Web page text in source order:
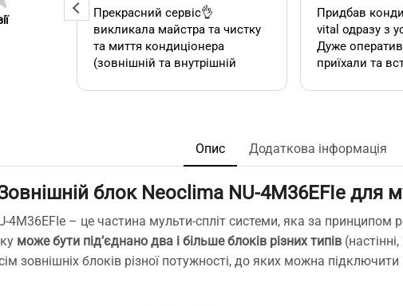
Прекрасний сервіс👌
викликала майстра та чистку
та миття кондиціонера
(зовнішній та внутрішній
замовляла у цієї фірми 2
кондиціонера. Задоволена,
вибором їх, так і
монтуванням.
Буду неодмінно звертатись
ще та рекомендувати!
Придбав
vital одразу з
Дуже оперативно
приїхали та
пропозиція,
установки за
саме в цьому
ж по факту
установка в
панельній 12
вийшла знову
Опис Додаткова інформація
блок Neoclima NU-4M36EFIe для
4M36EFIe – це частина мульти-спліт системи, яка за принципом
може бути під’єднано два і більше блоків різних типів
зовнішніх блоків різної потужності, до яких можна підключити